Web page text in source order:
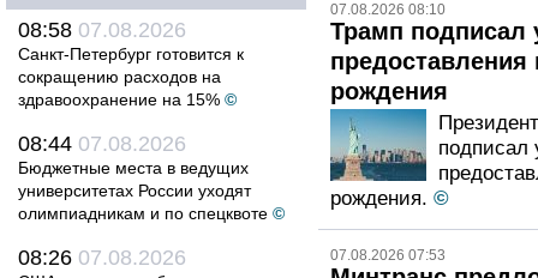
08:58 07.08.2026
Санкт-Петербург готовится к
сокращению расходов на
здравоохранение на 15% ©
08:44 07.08.2026
Бюджетные места в ведущих
университетах России уходят
олимпиадникам и по спецквоте ©
08:26 07.08.2026
07.08.2026 08:10
Трамп подписал
рождения
подписал
рождения. ©
07.08.2026 07:53